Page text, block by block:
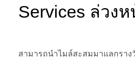
Services ล่วง
สามารถนำไมล์สะสมมาแลกราง